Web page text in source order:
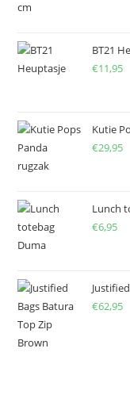
BT21
€11,95
Kutie
€29,95
Lunch
€6,95
€62,95